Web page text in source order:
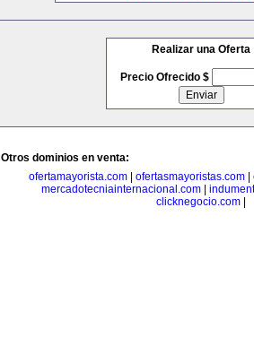
Realizar una Oferta
Precio Ofrecido $
Otros dominios en venta:
ofertamayorista.com
ofertasmayoristas.com
mercadotecniainternacional.com
clicknegocio.com